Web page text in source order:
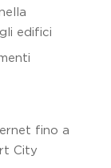
edifici
fino a
City